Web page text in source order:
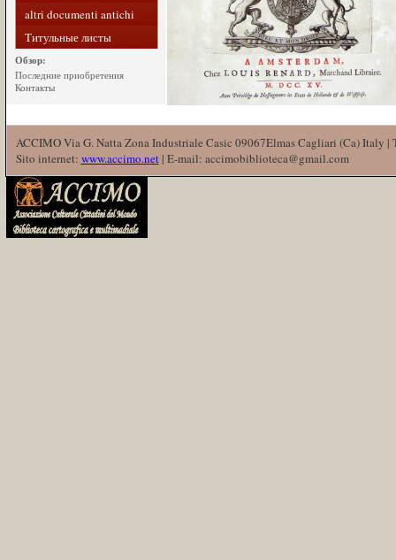
altri documenti antichi
Титульные листы
Обзор:
Последние приобретения
Контакты
ACCIMO Via G. Natta Zona Industriale Casic 09067Elmas Cagliari (Ca) Italy
Sito internet: www.accimo.net| E-mail: accimobiblioteca@gmail.com